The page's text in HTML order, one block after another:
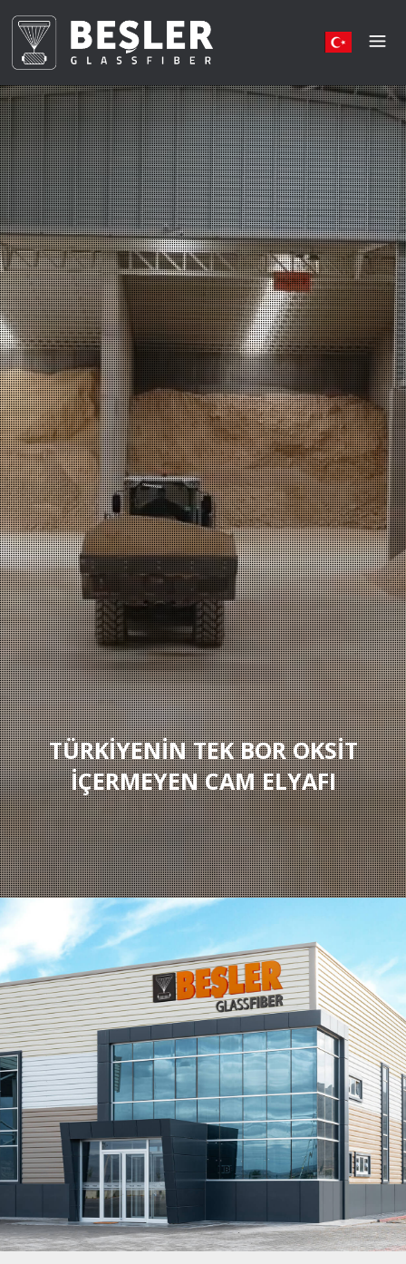
TÜRKIYENIN TEK BOR OKSIT
İÇERMEYEN CAM ELYAFI
Elektrik